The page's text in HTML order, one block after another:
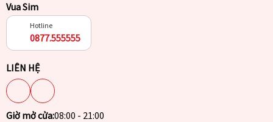
Vua Sim
Hotline
0877.555555
LIÊN HỆ
Giờ mở cửa:08:00 - 21:00